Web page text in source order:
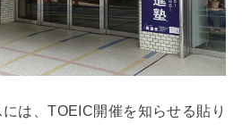
は、TOEIC開催を知らせる貼り